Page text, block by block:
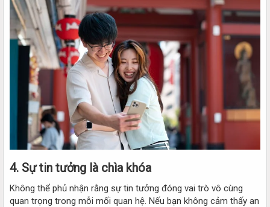
4. Sự tin tưởng là chìa khóa
Không thể phủ nhận rằng sự tin tưởng đóng vai trò vô cùng
quan trọng trong mỗi mối quan hệ. Nếu bạn không cảm thấy an